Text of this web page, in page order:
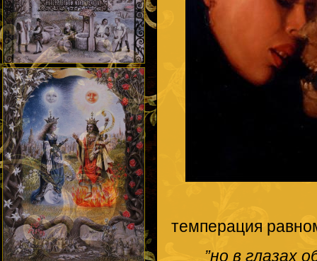
темперация
”но в глазах